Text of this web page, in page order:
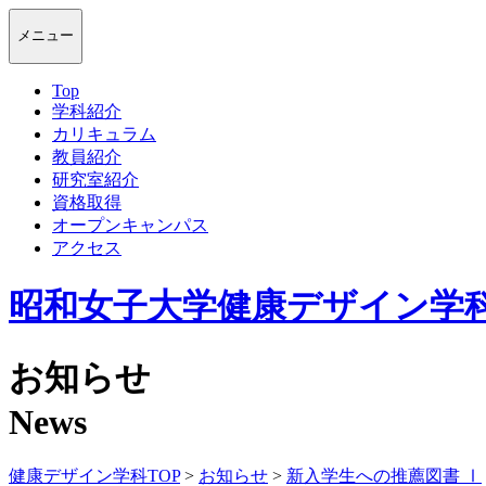
メニュー
Top
学科紹介
カリキュラム
教員紹介
研究室紹介
資格取得
オープンキャンパス
アクセス
昭和女子大学健康デザイン学
お知らせ
News
健康デザイン学科TOP> お知らせ > 新入学生への推薦図書 Ⅰ